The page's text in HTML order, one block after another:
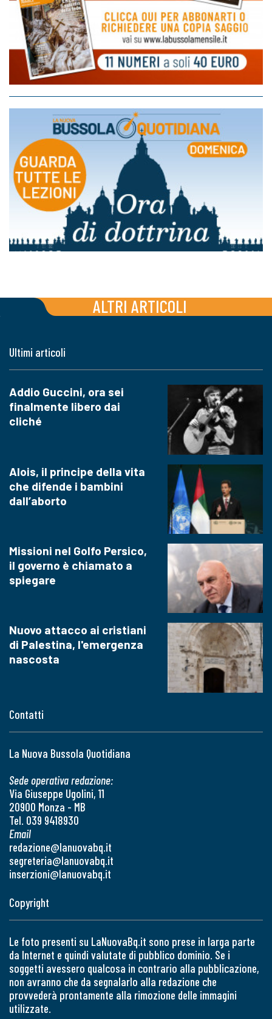
ALTRI ARTICOLI
Contatti
La Nuova Bussola Quotidiana
Sede operativa redazione:
Via Giuseppe Ugolini, 11
20900 Monza - MB
Tel. 039 9418930
Email
redazione@lanuovabq.it
segreteria@lanuovabq.it
inserzioni@lanuovabq.it
Ultimi articoli
Addio Guccini, ora sei
finalmente libero dai
cliché
Alois, il principe della vita
che difende i bambini
dall’aborto
Missioni nel Golfo Persico,
il governo è chiamato a
spiegare
Nuovo attacco ai cristiani
di Palestina, l'emergenza
nascosta
Copyright
Le foto presenti su LaNuovaBq.it sono prese in larga parte
da Internet e quindi valutate di pubblico dominio. Se i
soggetti avessero qualcosa in contrario alla pubblicazione,
non avranno che da segnalarlo alla redazione che
provvederà prontamente alla rimozione delle immagini
utilizzate.